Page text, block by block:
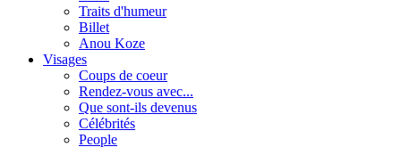
Traits d'humeur
Billet
Anou Koze
Visages
Coups de coeur
Rendez-vous avec...
Que sont-ils devenus
Célébrités
People